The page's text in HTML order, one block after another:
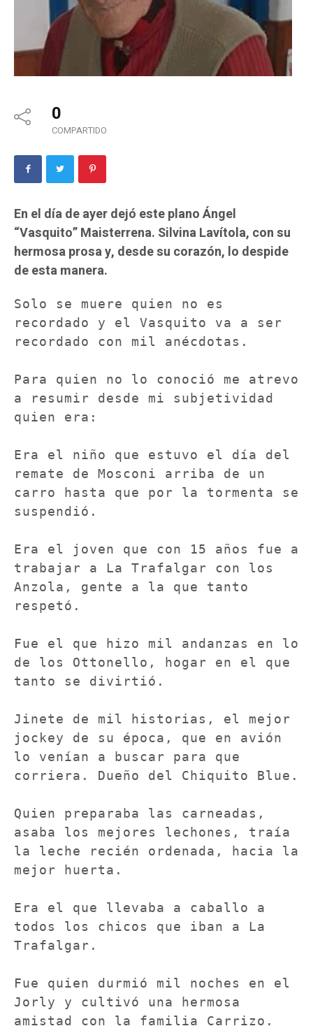
0
COMPARTIDO
En el día de ayer dejó este plano Ángel
“Vasquito” Maisterrena. Silvina Lavítola, con su
hermosa prosa y, desde su corazón, lo despide
de esta manera.
Solo se muere quien no es
recordado y el Vasquito va a ser
recordado con mil anécdotas.
Para quien no lo conoció me atrevo
a resumir desde mi subjetividad
quien era:
Era el niño que estuvo el día del
remate de Mosconi arriba de un
carro hasta que por la tormenta se
suspendió.
Era el joven que con 15 años fue a
trabajar a La Trafalgar con los
Anzola, gente a la que tanto
respetó.
Fue el que hizo mil andanzas en lo
de los Ottonello, hogar en el que
tanto se divirtió.
Jinete de mil historias, el mejor
jockey de su época, que en avión
lo venían a buscar para que
corriera. Dueño del Chiquito Blue.
Quien preparaba las carneadas,
asaba los mejores lechones, traía
la leche recién ordenada, hacia la
mejor huerta.
Era el que llevaba a caballo a
todos los chicos que iban a La
Trafalgar.
Fue quien durmió mil noches en el
Jorly y cultivó una hermosa
amistad con la familia Carrizo.